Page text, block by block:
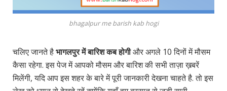
bhagalpur me barish kab hogi
चलिए जानते हैभागलपुर में बारिश कब होगीऔर अगले 10 दिनों में मौसम
कैसा रहेगा. इस पेज में आपको मौसम और बारिश की सभी ताज़ा ख़बरें
मिलेंगी, यदि आप इस शहर के बारे में पूरी जानकारी देखना चाहते है. तो इस